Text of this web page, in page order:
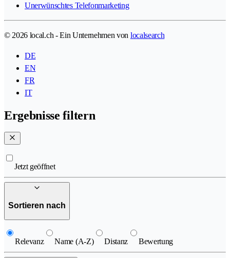
Unerwünschtes Telefonmarketing
© 2026 local.ch - Ein Unternehmen von localsearch
DE
EN
FR
IT
Ergebnisse filtern
Jetzt geöffnet
Sortieren nach
Relevanz Name (A-Z) Distanz Bewertung